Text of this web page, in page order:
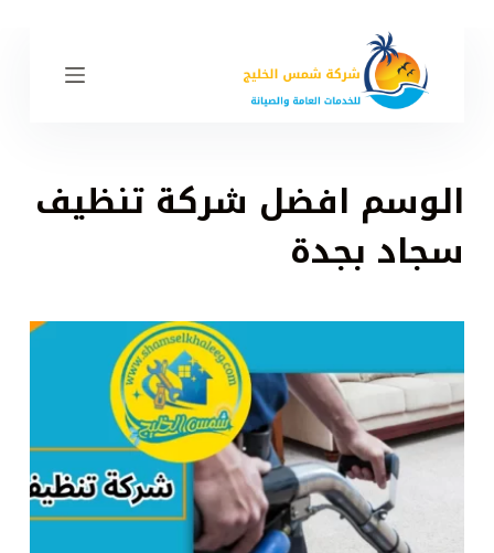
الوسم افضل شركة تنظيف
سجاد بجدة